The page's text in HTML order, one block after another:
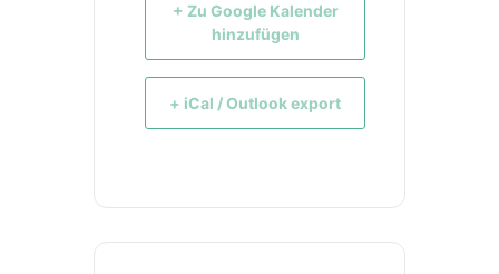
+ Zu Google Kalender
hinzufügen
+ iCal / Outlook export